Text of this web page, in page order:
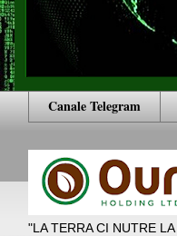
Canale Telegram
"LA TERRA CI NUTRE